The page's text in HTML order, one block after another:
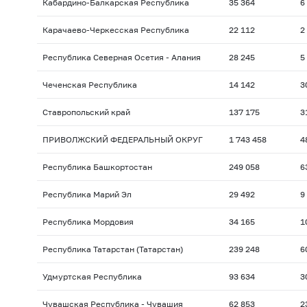
Кабардино-Балкарская Республика 35 364 6
Карачаево-Черкесская Республика 22 112 2
Республика Северная Осетия - Алания 28 245 5
Чеченская Республика 14 142
Ставропольский край 137 175
ПРИВОЛЖСКИЙ ФЕДЕРАЛЬНЫЙ ОКРУГ 1 743 458
Республика Башкортостан 249 058
Республика Марий Эл 29 492 9
Республика Мордовия 34 165
Республика Татарстан (Татарстан) 239 248
Удмуртская Республика 93 634
Чувашская Республика - Чувашия 62 853